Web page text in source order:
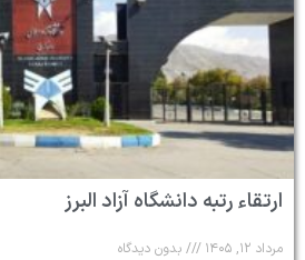
ارتقاء رتبه دانشگاه آزاد البرز
مرداد ۱۲, ۱۴۰۵ بدون دیدگاه